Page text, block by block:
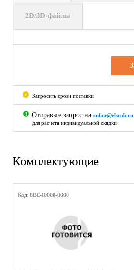
2D/3D-файлы
Запросить сроки поставки
Отправьте запрос на online@elsnab.ru
для расчета индивидуальной скидки
Комплектующие
Код: 8BE-I0000-0000